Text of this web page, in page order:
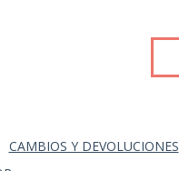
CAMBIOS Y DEVOLUCIONES